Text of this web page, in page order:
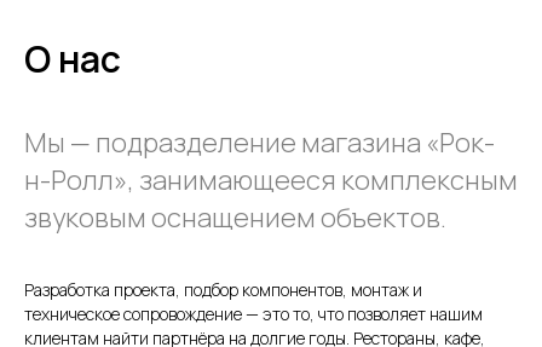
О нас
Мы — подразделение магазина «Рок-
н-Ролл», занимающееся комплексным
звуковым оснащением объектов.
Разработка проекта, подбор компонентов, монтаж и
техническое сопровождение — это то, что позволяет нашим
клиентам найти партнёра на долгие годы. Рестораны, кафе,